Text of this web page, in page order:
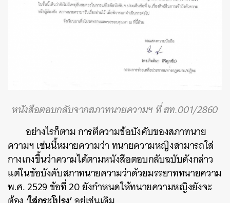
หนังสือตอบกลับจากสภาทนายความฯ ที่ สท.001/2860
อย่างไรก็ตาม การตีความข้อบังคับของสภาทนาย
ความฯ เช่นนี้หมายความว่า ทนายความหญิงสามารถใส่
กางเกงขึ้นว่าความได้ตามหนังสือตอบกลับฉบับดังกล่าว
แต่ในข้อบังคับสภาทนายความว่าด้วยมรรยาททนายความ
พ.ศ. 2529 ข้อที่ 20 ยังกำหนดให้ทนายความหญิงยังจะ